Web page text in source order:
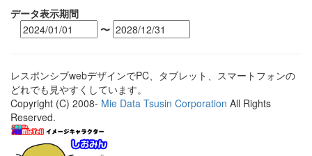
データ表示期間
〜
レスポンシブwebデザインでPC、タブレット、スマートフォンの
どれでも見やすくしています。
Copyright (C) 2008- Mie Data Tsusin Corporation All Rights
Reserved.